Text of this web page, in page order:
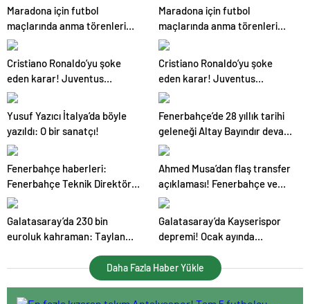
Maradona için futbol
maçlarında anma törenleri
yapılacak
Maradona için futbol
maçlarında anma törenleri
yapılacak
Cristiano Ronaldo’yu şoke
eden karar! Juventus…
Cristiano Ronaldo’yu şoke
eden karar! Juventus…
Yusuf Yazıcı İtalya’da böyle
yazıldı: O bir sanatçı!
Fenerbahçe’de 28 yıllık tarihi
geleneği Altay Bayındır devam
ettirdi.
Fenerbahçe haberleri:
Fenerbahçe Teknik Direktörü
Erol Bulut Samatta’nın
süreyi duyurdu .
Ahmed Musa’dan flaş transfer
açıklaması! Fenerbahçe ve
Galatasaray…
Galatasaray’da 230 bin
euroluk kahraman: Taylan
Galatasaray’da Kayserispor
depremi! Ocak ayında
Daha Fazla Haber Yükle